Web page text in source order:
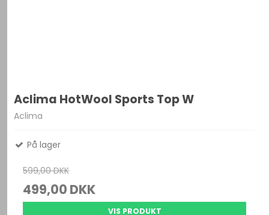
Aclima HotWool Sports Top W
Aclima
På lager
599,00 DKK
499,00 DKK
VIS PRODUKT